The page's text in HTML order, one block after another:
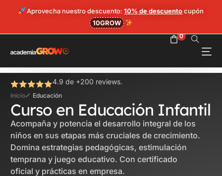
Aprovecha nuestro descuento:10% de descuentocupón
10GROW
0
4.9 de +200 reviews.
Inicio Educación
Curso en Educación Infantil
Acompaña y potencia el desarrollo integral de los
niños en sus etapas más cruciales de crecimiento.
Domina estrategias pedagógicas, estimulación
temprana y juego educativo. Con certificado
oficial y prácticas en empresa.
Hazte Grower